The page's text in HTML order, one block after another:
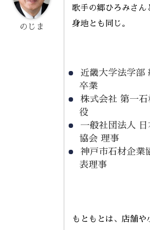
歌手の郷ひろみさん
身地とも同じ。
近畿大学法学部
卒業
株式会社 第一
役
一般社団法人
協会 理事
神戸市石材企業
表理事
もともとは、店舗や
のじま